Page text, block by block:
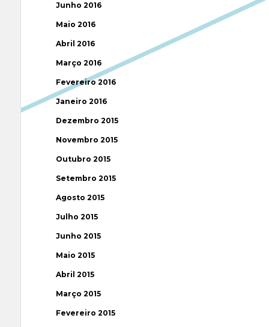
Junho 2016
Maio 2016
Abril 2016
Março 2016
Fevereiro 2016
Janeiro 2016
Dezembro 2015
Novembro 2015
Outubro 2015
Setembro 2015
Agosto 2015
Julho 2015
Junho 2015
Maio 2015
Abril 2015
Março 2015
Fevereiro 2015